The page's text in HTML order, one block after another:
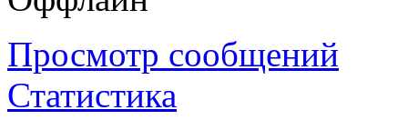
Просмотр сообщений
Статистика